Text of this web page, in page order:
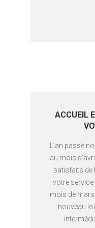
ACCUEIL
L’an passé
au mois
satisfaits de
votre
mois de
nouveau